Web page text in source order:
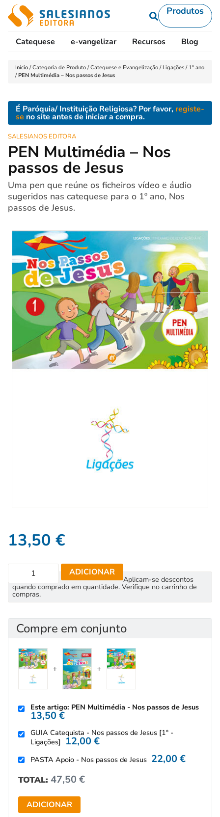
Produtos
Catequese e-vangelizar Recursos Blog
Início /Categoria de Produto /Catequese e Evangelização / Ligações / 1º ano
/PEN Multimédia – Nos passos de Jesus
É Paróquia/ Instituição Religiosa? Por favor, registe-
se no site antes de iniciar a compra.
SALESIANOS EDITORA
PEN Multimédia – Nos
passos de Jesus
Uma pen que reúne os ficheiros vídeo e áudio
sugeridos nas catequese para o 1º ano, Nos
passos de Jesus.
13,50 €
ADICIONAR
Aplicam-se descontos
quando comprado em quantidade. Verifique no carrinho de
compras.
Compre em conjunto
Este artigo: PEN Multimédia - Nos passos de Jesus
13,50€
GUIA Catequista - Nos passos de Jesus [1º -
Ligações] 12,00€
PASTA Apoio - Nos passos de Jesus 22,00€
TOTAL: 47,50 €
ADICIONAR